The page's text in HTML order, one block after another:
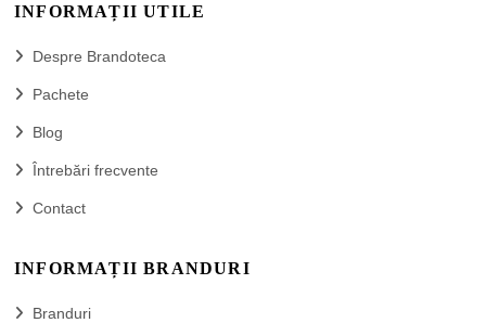
INFORMAȚII UTILE
Despre Brandoteca
Pachete
Blog
Întrebări frecvente
Contact
INFORMAȚII BRANDURI
Branduri